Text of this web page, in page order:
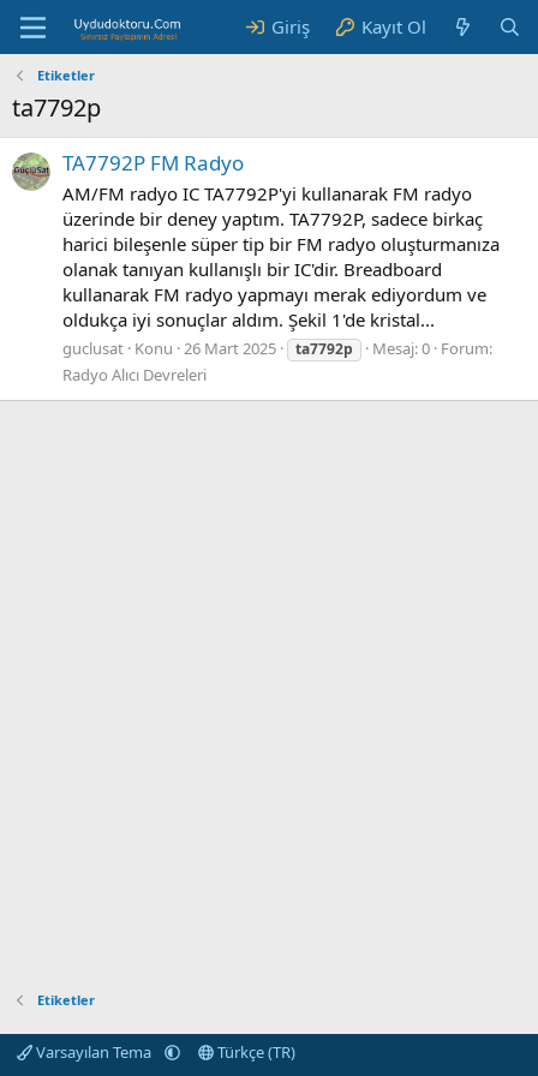
Giriş Kayıt Ol
Etiketler
ta7792p
TA7792P FM Radyo
AM/FM radyo IC TA7792P'yi kullanarak FM radyo
üzerinde bir deney yaptım. TA7792P, sadece birkaç
harici bileşenle süper tip bir FM radyo oluşturmanıza
olanak tanıyan kullanışlı bir IC'dir. Breadboard
kullanarak FM radyo yapmayı merak ediyordum ve
oldukça iyi sonuçlar aldım. Şekil 1'de kristal...
guclusat Konu 26 Mart 2025 ta7792p Mesaj: 0 Forum:
Radyo Alıcı Devreleri
Etiketler
Varsayılan Tema
Türkçe (TR)